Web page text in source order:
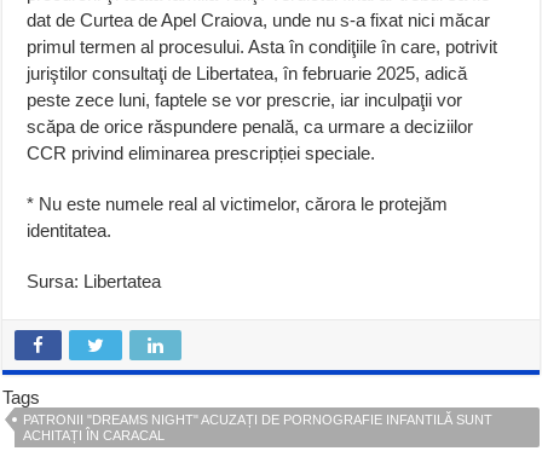
dat de Curtea de Apel Craiova, unde nu s-a fixat nici măcar
primul termen al procesului. Asta în condiţiile în care, potrivit
juriştilor consultaţi de Libertatea, în februarie 2025, adică
peste zece luni, faptele se vor prescrie, iar inculpaţii vor
scăpa de orice răspundere penală, ca urmare a deciziilor
CCR privind eliminarea prescripției speciale.
* Nu este numele real al victimelor, cărora le protejăm
identitatea.
Sursa: Libertatea
Tags
PATRONII "DREAMS NIGHT" ACUZAȚI DE PORNOGRAFIE INFANTILĂ SUNT
ACHITAȚI ÎN CARACAL